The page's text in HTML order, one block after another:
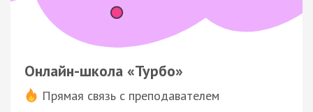
Онлайн-школа «Турбо»
Прямая связь с преподавателем